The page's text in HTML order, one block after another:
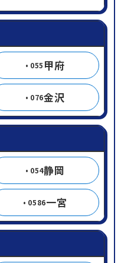
055 甲府
076金沢
054静岡
0586一宮